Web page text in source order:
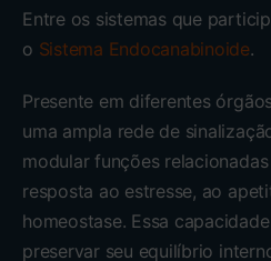
Entre os sistemas que
o Sistema Endocanabinoide.
Presente em diferentes
uma ampla rede de
modular funções
resposta ao estresse, ao
homeostase. Essa
preservar seu equilíbrio